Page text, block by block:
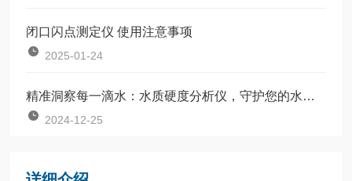
闭口闪点测定仪 使用注意事项
2025-01-24
精准洞察每一滴水：水质硬度分析仪，守护您的水质安全！
2024-12-25